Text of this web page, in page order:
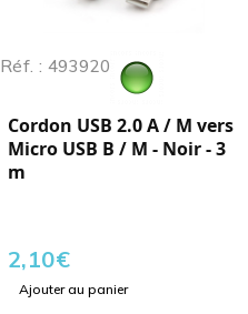
Réf. : 493920
Cordon USB 2.0 A / M vers
Micro USB B / M - Noir - 3
m
2,10€
Ajouter au panier